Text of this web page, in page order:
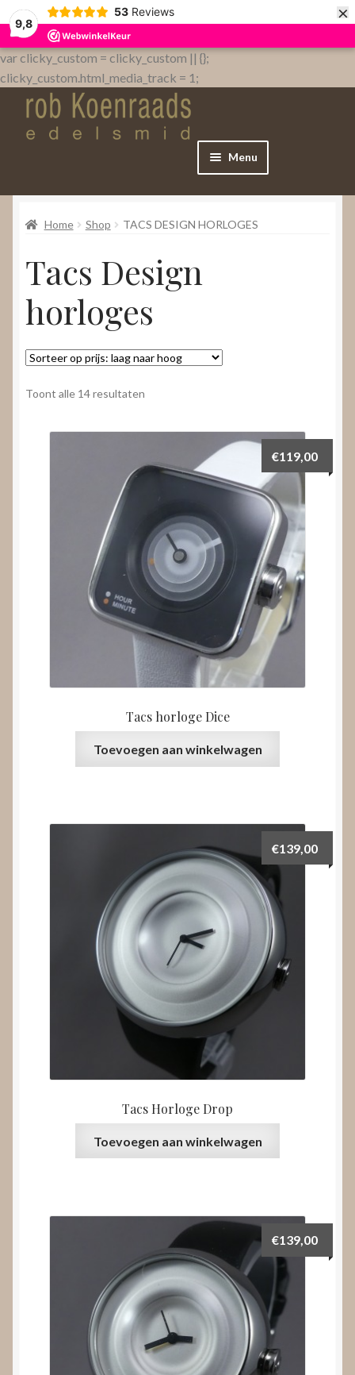
9,8
53 Reviews ×
var clicky_custom = clicky_custom || {};
clicky_custom.html_media_track = 1;
Menu
Home
Over
Contact
Nieuws
Home Shop TACS DESIGN HORLOGES
Tacs Design
horloges
Toont alle 14 resultaten
naar
Tacs horloge Dice
€119,00
Toevoegen aan winkelwagen
Tacs Horloge Drop
€139,00
Toevoegen aan winkelwagen
€139,00